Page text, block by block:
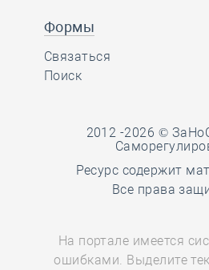
Формы
Связаться
Поиск
2012 -2026 ©
Ресурс содержит
Все права
На портале имеется
ошибками. Выделите